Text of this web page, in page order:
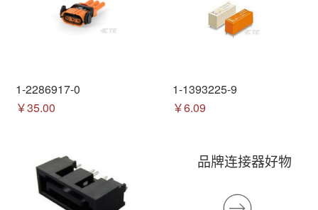
1-2286917-0
￥35.00
1-1393225-9
￥6.09
品牌连接器好物